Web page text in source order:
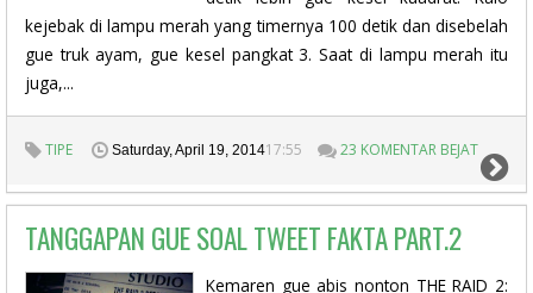
kejebak di lampu merah yang timernya 100 detik dan disebelah
gue truk ayam, gue kesel pangkat 3. Saat di lampu merah itu
juga,...
TIPE Saturday, April 19, 201417:55 23 KOMENTAR BEJAT
TANGGAPAN GUE SOAL TWEET FAKTA PART.2
Kemaren gue abis nonton THE RAID 2: